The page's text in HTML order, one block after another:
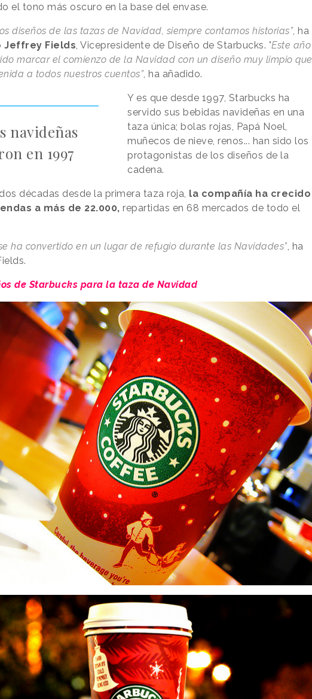
el tono más oscuro en la base del envase.
diseños de las tazas de Navidad, siempre contamos historias”, ha
Jeffrey Fields , Vicepresidente de Diseño de Starbucks. "Este año
marcar el comienzo de la Navidad con un diseño muy limpio que
a todos nuestros cuentos”, ha añadido.
navideñas
en 1997
Y es que desde 1997, Starbucks ha
servido sus bebidas navideñas en una
taza única; bolas rojas, Papá Noel,
muñecos de nieve, renos... han sido los
protagonistas de los diseños de la
cadena.
décadas desde la primera taza roja, la compañía ha crecido
a más de 22.000, repartidas en 68 mercados de todo el
ha convertido en un lugar de refugio durante las Navidades”, ha
de Starbucks para la taza de Navidad